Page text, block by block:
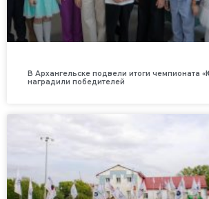
В Архангельске подвели итоги чемпионата
наградили победителей